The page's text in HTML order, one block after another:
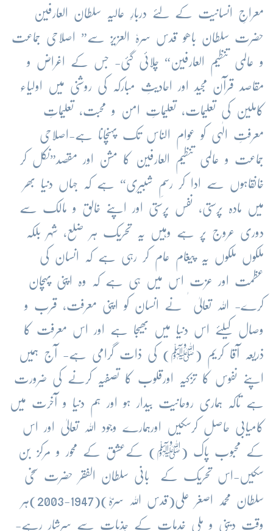
معراجِ انسانیت کے لئے دربارِ عالیہ سلطان العارفین
حضرت سلطان باھو قدس سرہٗ العزیز سے” اصلاحی جماعت
و عالمی تنظیم العارفین“ چلائی گئی- جس کے اغراض و
مقاصد قرآن مجید اور احادیثِ مبارکہ کی روشنی میں اولیاء
کاملین کی تعلیمات، تعلیماتِ امن و محبت، تعلیماتِ
معرفتِ الٰہی کو عوام الناس تک پہنچانا ہے-اصلاحی
جماعت و عالمی تنظیم العارفین کا مشن اور مقصد”نکل کر
خانقاہوں سے ادا کر رسمِ شبیری“ ہے کہ جہاں دنیا بھر
میں مادہ پرستی، نفس پرستی اور اپنے خالق و مالک سے
دوری عروج پر ہے وہیں یہ تحریک ہر ضلع، شہر بلکہ
ملکوں ملکوں یہ پیغام عام کر رہی ہے کہ انسان کی
عظمت اور عزت اس میں ہی ہے کہ وہ اپنی پہچان
کرے- اللہ تعالیٰ ٰ نے انسان کو اپنی معرفت، قرب و
وصال کیلئے اس دنیا میں بھیجا ہے اور اس معرفت کا
ذریعہ آقا کریم (ﷺ) کی ذات گرامی ہے- آج ہمیں
اپنے نفوس کا تزکیہ اورقلوب کا تصفیہ کرنے کی ضرورت
ہے تاکہ ہماری روحانیت بیدار ہو اور ہم دنیا و آخرت میں
کامیابی حاصل کرسکیں اورہمارے وجود اللہ تعالیٰ اور اس
کے محبوب پاک (ﷺ) کےعشق کے محور و مرکز بن
سکیں-اس تحریک کے بانی سلطان الفقر حضرت سخی
سلطان محمد اصغر علی(قدس اللہ سرّہٗ)(1947-2003)ہر
وقت دینی و ملی خدمات کے جذبات سے سرشار رہے-